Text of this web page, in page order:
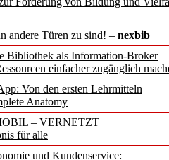
andere Türen zu sind! – nexbib
Bibliothek als Information-Broker
einfacher zugänglich
Von den ersten Lehrmitteln
Anatomy
– VERNETZT
für alle
und Kundenservice:
erscheinen
Förderung